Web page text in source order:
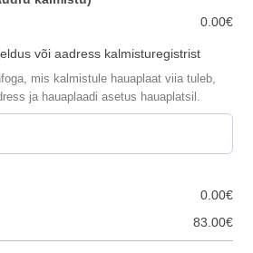
0.00€
või aadress kalmisturegistrist
mis kalmistule hauaplaat viia tuleb,
ja hauaplaadi asetus hauaplatsil.
0.00€
83.00€